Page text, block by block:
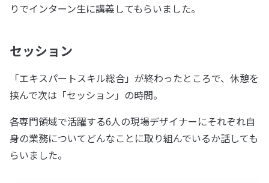
りでインターン生に講義してもらいました。
セッション
「エキスパートスキル総合」が終わったところで、休憩を
挟んで次は「セッション」の時間。
各専門領域で活躍する6人の現場デザイナーにそれぞれ自
身の業務についてどんなことに取り組んでいるか話しても
らいました。